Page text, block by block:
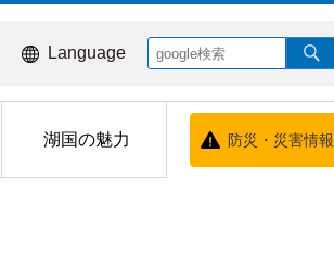
Language
湖国の魅力 防災・災害情報